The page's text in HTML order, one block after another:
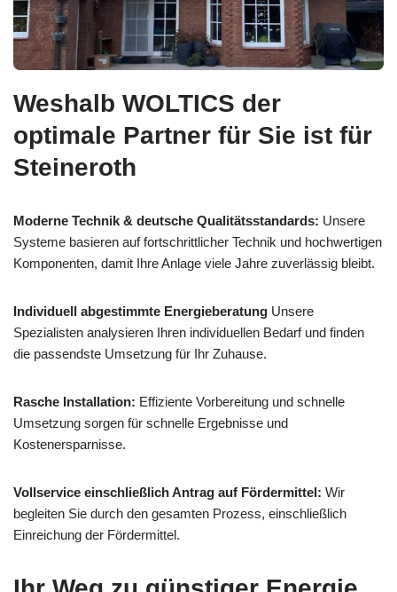
Weshalb WOLTICS der
optimale Partner für Sie ist für
Steineroth
Moderne Technik & deutsche Qualitätsstandards: Unsere
Systeme basieren auf fortschrittlicher Technik und hochwertigen
Komponenten, damit Ihre Anlage viele Jahre zuverlässig bleibt.
Individuell abgestimmte Energieberatung Unsere
Spezialisten analysieren Ihren individuellen Bedarf und finden
die passendste Umsetzung für Ihr Zuhause.
Rasche Installation: Effiziente Vorbereitung und schnelle
Umsetzung sorgen für schnelle Ergebnisse und
Kostenersparnisse.
Vollservice einschließlich Antrag auf Fördermittel: Wir
begleiten Sie durch den gesamten Prozess, einschließlich
Einreichung der Fördermittel.